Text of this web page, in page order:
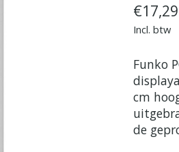
€17,29
Incl. btw
Funko
cm
de